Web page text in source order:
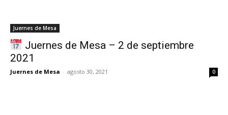
Juernes de Mesa
Juernes de Mesa – 2 de septiembre
2021
Juernes de Mesa - agosto 30, 2021 0